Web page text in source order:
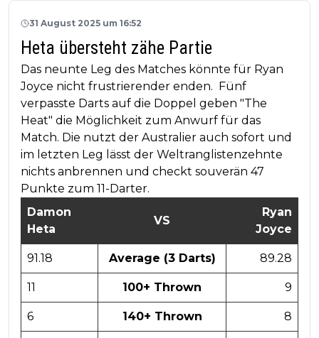
31 August 2025 um 16:52
Heta übersteht zähe Partie
Das neunte Leg des Matches könnte für Ryan
Joyce nicht frustrierender enden. Fünf
verpasste Darts auf die Doppel geben "The
Heat" die Möglichkeit zum Anwurf für das
Match. Die nutzt der Australier auch sofort und
im letzten Leg lässt der Weltranglistenzehnte
nichts anbrennen und checkt souverän 47
Punkte zum 11-Darter.
Damon
Heta
VS
Ryan
Joyce
91.18 Average (3 Darts) 89.28
11 100+ Thrown 9
6 140+ Thrown 8